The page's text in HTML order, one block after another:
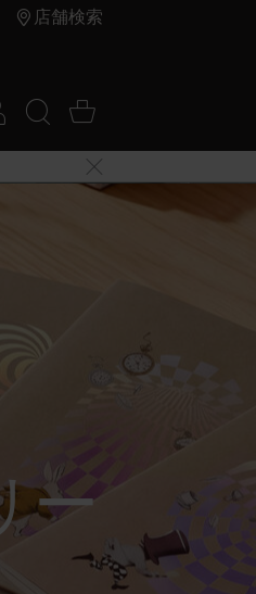
店舗検索
グイン
パスワードを表示
検索 (キーワード
カート 0 アイ
メニューを閉じる
ス）